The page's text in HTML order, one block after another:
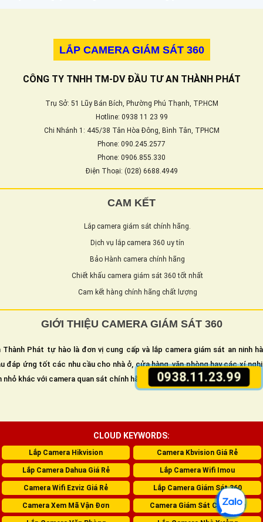
0938.11.23.99
LẮP CAMERA GIÁM SÁT 360
CÔNG TY TNHH TM-DV ĐẦU TƯ AN THÀNH PHÁT
Trụ Sở: 51 Lũy Bán Bích, Phường Phú Thạnh, TP.HCM
Hotline: 0938 11 23 99
Chi Nhánh 1: 445/38 Tân Hòa Đông, Bình Tân, TPHCM
Phone: 090.245.2577
Phone: 0906.855.330
Điện Thoại: (028) 6688.4949
CAM KẾT
Lắp camera giám sát chính hãng.
Dịch vụ lắp camera 360 uy tín
Bảo Hành camera chính hãng
Chiết khấu camera giám sát 360 tốt nhất
Cam kết hàng chính hãng chất lượng
GIỚI THIỆU CAMERA GIÁM SÁT 360
Thành Phát tự hào là đơn vị cung cấp và lắp camera giám sát an ninh
đáp ứng tốt các nhu cầu cho nhà ở, cửa hàng, văn phòng hay các xí
nhỏ khác với camera quan sát chính hãng đảm bảo chất lượng tuyệt đối.
CLOUD KEYWORDS:
Lắp Camera Hikvision Camera Kbvision Giá Rẻ
Lắp Camera Dahua Giá Rẻ Lắp Camera Wifi Imou
Camera Wifi Ezviz Giá Rẻ Lắp Camera Giám Sát 360
Camera Xem Mã Vận Đơn Camera Giám Sát Cửa Hàng